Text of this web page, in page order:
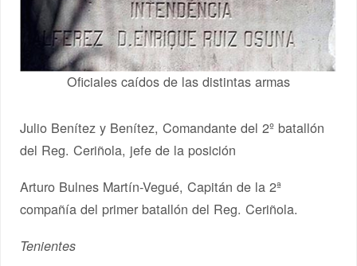
Oficiales caídos de las distintas armas
Julio Benítez y Benítez, Comandante del 2º batallón
del Reg. Ceriñola, jefe de la posición
Arturo Bulnes Martín-Vegué, Capitán de la 2ª
compañía del primer batallón del Reg. Ceriñola.
Tenientes